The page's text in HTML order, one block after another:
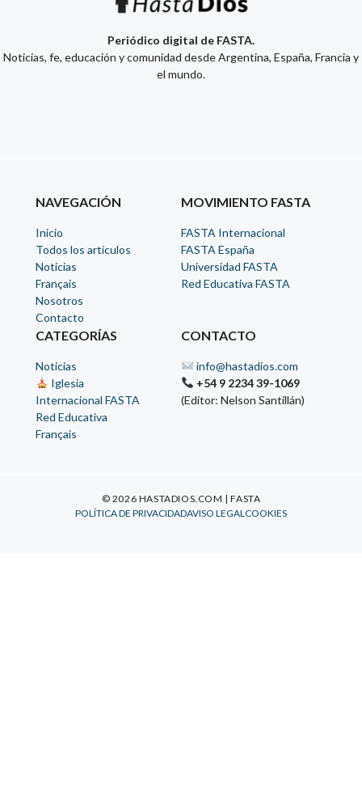
Periódico digital de FASTA.
Noticias, fe, educación y comunidad desde Argentina, España, Francia y
el mundo.
NAVEGACIÓN
Inicio
Todos los artículos
Noticias
Français
Nosotros
Contacto
MOVIMIENTO FASTA
FASTA Internacional
FASTA España
Universidad FASTA
Red Educativa FASTA
CATEGORÍAS
Noticias
Iglesia
Internacional FASTA
Red Educativa
Français
CONTACTO
info@hastadios.com
+54 9 2234 39-1069
(Editor: Nelson Santillán)
© 2026 HASTADIOS.COM | FASTA
POLÍTICA DE PRIVACIDADAVISO LEGALCOOKIES